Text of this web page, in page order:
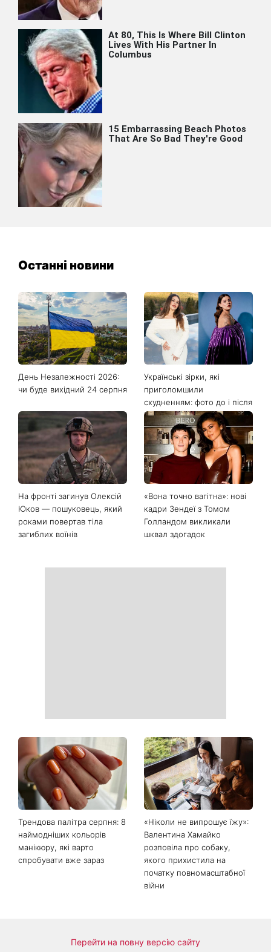
Останні новини
День Незалежності 2026:
чи буде вихідний 24 серпня
Українські зірки, які
приголомшили
схудненням: фото до і після
На фронті загинув Олексій
Юков — пошуковець, який
роками повертав тіла
загиблих воїнів
«Вона точно вагітна»: нові
кадри Зендеї з Томом
Голландом викликали
шквал здогадок
Трендова палітра серпня: 8
наймодніших кольорів
манікюру, які варто
спробувати вже зараз
«Ніколи не випрошує їжу»:
Валентина Хамайко
розповіла про собаку,
якого прихистила на
початку повномасштабної
війни
Перейти на повну версію сайту